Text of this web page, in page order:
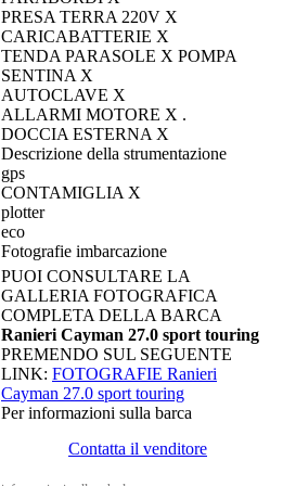
PRESA TERRA 220V X
CARICABATTERIE X
TENDA PARASOLE X POMPA
SENTINA X
AUTOCLAVE X
ALLARMI MOTORE X .
DOCCIA ESTERNA X
Descrizione della strumentazione
gps
CONTAMIGLIA X
plotter
eco
Fotografie imbarcazione
PUOI CONSULTARE LA
GALLERIA FOTOGRAFICA
COMPLETA DELLA BARCA
Ranieri Cayman 27.0 sport touring
PREMENDO SUL SEGUENTE
LINK: FOTOGRAFIE Ranieri
Cayman 27.0 sport touring
Per informazioni sulla barca
Contatta il venditore